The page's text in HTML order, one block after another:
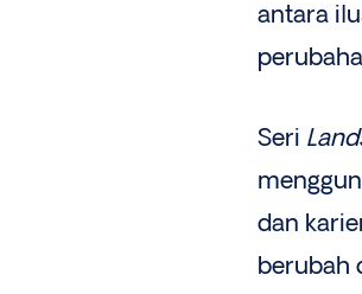
antara
Seri
dan
berubah